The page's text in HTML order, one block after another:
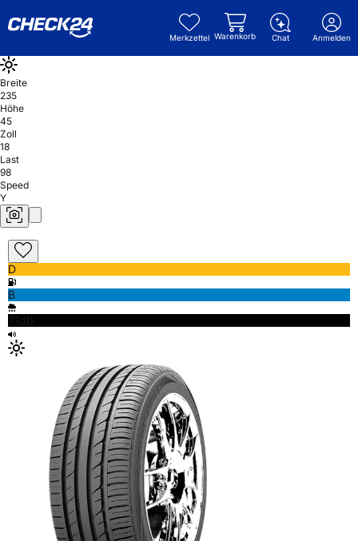
Merkzettel Warenkorb Chat Anmelden
Breite
235
Höhe
45
Zoll
18
Last
98
Speed
Y
D
B
71db